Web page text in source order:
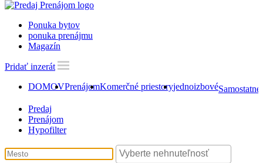
Ponuka bytov
ponuka prenájmu
Magazín
Pridať inzerát
DOMOVPrenájomKomerčné priestoryjednoizbové
Predaj
Prenájom
Hypofilter